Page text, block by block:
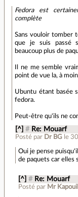
Fedora est
complète
Sans vouloir tomber
que je suis passé
beaucoup plus de
Il ne me semble
point de vue la, à
Ubuntu étant basée
fedora.
Peut-être qu'ils ne
[^] # Re: Mouarf
Posté par Dr BG le
Oui je pense
de paquets car elles
[^] # Re: Mouarf
Posté par Mr